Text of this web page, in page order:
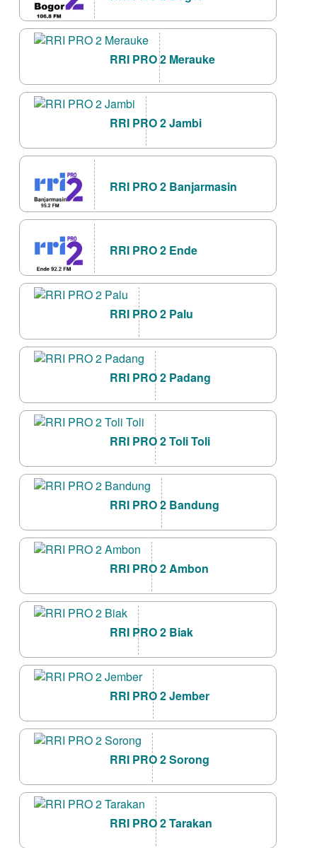
RRI PRO 2 Merauke
RRI PRO 2 Jambi
RRI PRO 2 Banjarmasin
RRI PRO 2 Ende
RRI PRO 2 Palu
RRI PRO 2 Padang
RRI PRO 2 Toli Toli
RRI PRO 2 Bandung
RRI PRO 2 Ambon
RRI PRO 2 Biak
RRI PRO 2 Jember
RRI PRO 2 Sorong
RRI PRO 2 Tarakan